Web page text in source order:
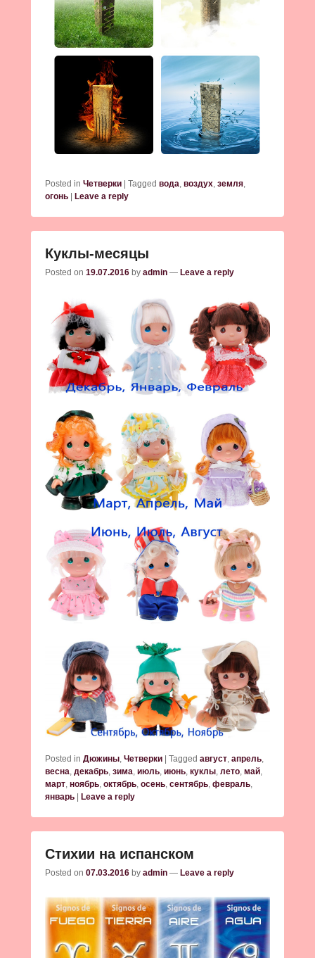
Posted in Четверки | Tagged вода, воздух, земля,
огонь | Leave a reply
Куклы-месяцы
Posted on 19.07.2016 by admin — Leave a reply
Posted in Дюжины Четверки | Tagged август апрель
весна декабрь зима июль июнь куклы лето май
март ноябрь октябрь осень сентябрь февраль
январь | Leave a reply
Стихии на испанском
Posted on 07.03.2016 by admin — Leave a reply